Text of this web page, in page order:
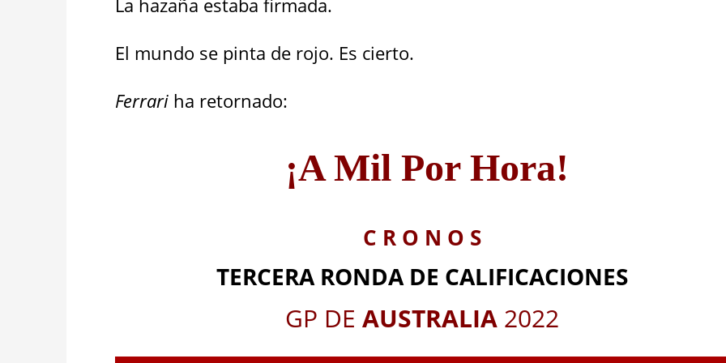
La hazaña estaba firmada.
El mundo se pinta de rojo. Es cierto.
Ferrari ha retornado:
¡A Mil Por Hora!
C R O N O S
TERCERA RONDA DE CALIFICACIONES
GP DE AUSTRALIA 2022